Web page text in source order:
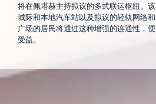
将在佩塔赫主持拟议的多式联运枢纽。
城际和本地汽车站以及拟议的轻轨网络
广场的居民将通过这种增强的连通性，
受益。